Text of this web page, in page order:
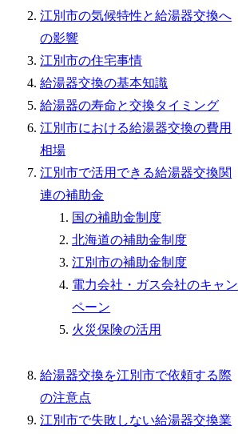
江別市の気候特性と給湯器交換へ
の影響
江別市の住宅事情
給湯器交換の基本知識
給湯器の寿命と交換タイミング
江別市における給湯器交換の費用
相場
江別市で活用できる給湯器交換関
連の補助金
国の補助金制度
北海道の補助金制度
江別市の補助金制度
電力会社・ガス会社のキャン
ペーン
火災保険の活用
給湯器交換を江別市で依頼する際
の注意点
江別市で失敗しない給湯器交換業